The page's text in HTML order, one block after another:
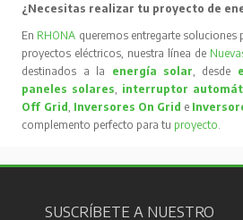
¿Necesitas realizar tu proyecto de
En RHONA queremos entregarte
proyectos eléctricos, nuestra línea de
destinados a la energía solar , desde
paneles solares
interruptor
Off Grid Inversores On Grid e
complemento perfecto para tu proyecto
SUSCRÍBETE A NUESTRO